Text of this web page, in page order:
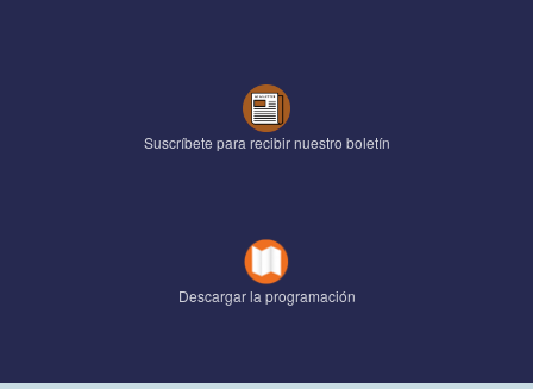
Suscríbete para recibir nuestro boletín
Descargar la programación